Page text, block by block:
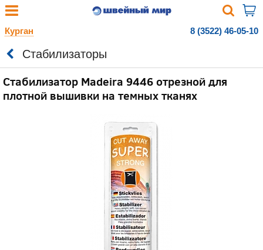
Курган 8 (3522) 46-05-10
Стабилизаторы
Стабилизатор Madeira 9446 отрезной для
плотной вышивки на темных тканях